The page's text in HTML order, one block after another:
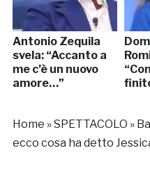
Antonio Zequila
svela: “Accanto a
me c’è un nuovo
amore…”
Home »SPETTACOLO »
ecco cosa ha detto